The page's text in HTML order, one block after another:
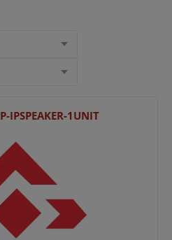
IPSPEAKER-1UNIT